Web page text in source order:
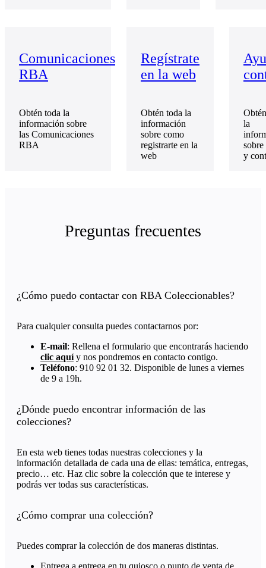
Comunicaciones
RBA
Obtén toda la
información sobre
las Comunicaciones
RBA
Regístrate
en la web
Obtén toda la
información
sobre como
registrarte en la
web
la
sobre
y
Preguntas frecuentes
¿Cómo puedo contactar con RBA Coleccionables?
Para cualquier consulta puedes contactarnos por:
E-mail: Rellena el formulario que encontrarás haciendo
clic aquí y nos pondremos en contacto contigo.
Teléfono: 910 92 01 32. Disponible de lunes a viernes
de 9 a 19h.
¿Dónde puedo encontrar información de las
colecciones?
En esta web tienes todas nuestras colecciones y la
información detallada de cada una de ellas: temática, entregas,
precio… etc. Haz clic sobre la colección que te interese y
podrás ver todas sus características.
¿Cómo comprar una colección?
Puedes comprar la colección de dos maneras distintas.
Entrega a entrega en tu quiosco o punto de venta de